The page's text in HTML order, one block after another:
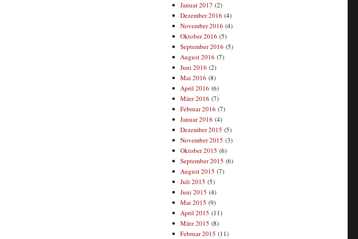
Januar 2017 (2)
Dezember 2016 (4)
November 2016 (4)
Oktober 2016 (5)
September 2016 (5)
August 2016 (7)
Juni 2016 (2)
Mai 2016 (8)
April 2016 (6)
März 2016 (7)
Februar 2016 (7)
Januar 2016 (4)
Dezember 2015 (5)
November 2015 (3)
Oktober 2015 (6)
September 2015 (6)
August 2015 (7)
Juli 2015 (5)
Juni 2015 (4)
Mai 2015 (9)
April 2015 (11)
März 2015 (8)
Februar 2015 (11)